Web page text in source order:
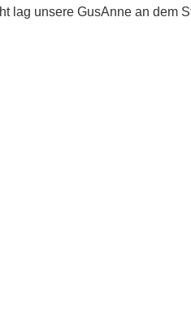
lag unsere GusAnne an dem